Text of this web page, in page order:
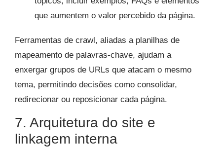
que aumentem o valor percebido da página.
Ferramentas de crawl, aliadas a planilhas de
mapeamento de palavras-chave, ajudam a
enxergar grupos de URLs que atacam o mesmo
tema, permitindo decisões como consolidar,
redirecionar ou reposicionar cada página.
7. Arquitetura do site e
linkagem interna